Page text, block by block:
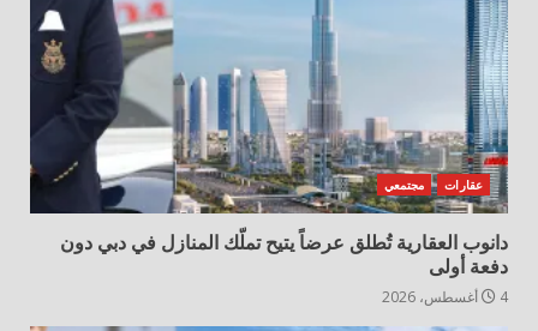
عقارات مجتمعي
دانوب العقارية تُطلق عرضاً يتيح تملّك المنازل في دبي دون
دفعة أولى
4 أغسطس، 2026